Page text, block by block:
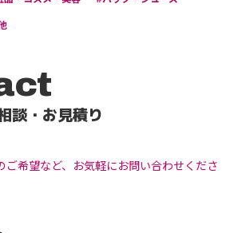
談・お見積り
ご希望など、お気軽にお問い合わせくださ